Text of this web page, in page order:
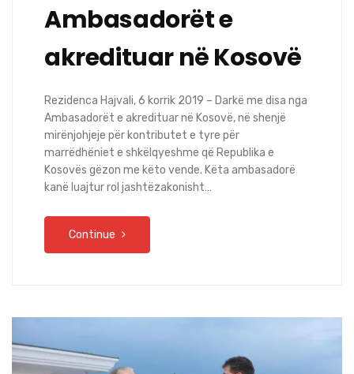
Ambasadorët e
akredituar në Kosovë
Rezidenca Hajvali, 6 korrik 2019 – Darkë me disa nga
Ambasadorët e akredituar në Kosovë, në shenjë
mirënjohjeje për kontributet e tyre për
marrëdhëniet e shkëlqyeshme që Republika e
Kosovës gëzon me këto vende. Këta ambasadorë
kanë luajtur rol jashtëzakonisht…
Continue